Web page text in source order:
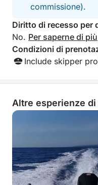
commissione).
Diritto di recesso per
No. Per saperne di più
Condizioni di
Include skipper
Altre esperienze